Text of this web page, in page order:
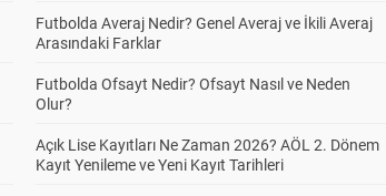
Futbolda Averaj Nedir? Genel Averaj ve İkili Averaj
Arasındaki Farklar
Futbolda Ofsayt Nedir? Ofsayt Nasıl ve Neden
Olur?
Açık Lise Kayıtları Ne Zaman 2026? AÖL 2. Dönem
Kayıt Yenileme ve Yeni Kayıt Tarihleri